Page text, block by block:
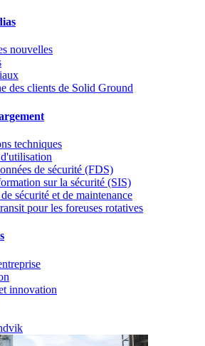
nouvelles
des clients de Solid Ground
techniques
de sécurité (FDS)
sur la sécurité (SIS)
sécurité et de maintenance
pour les foreuses rotatives
innovation